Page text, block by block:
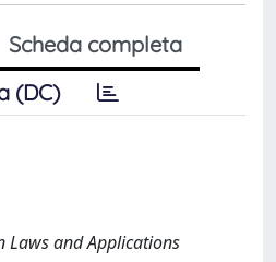
Scheda completa
(DC)
Laws and Applications